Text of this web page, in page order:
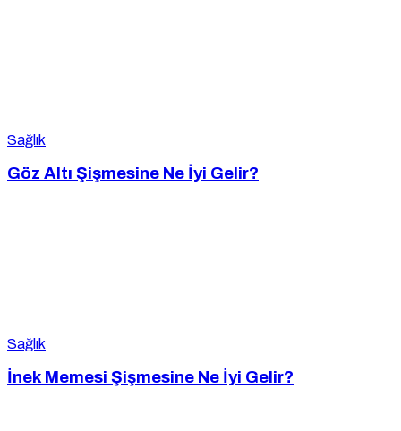
Sağlık
Göz Altı Şişmesine Ne İyi Gelir?
Sağlık
İnek Memesi Şişmesine Ne İyi Gelir?